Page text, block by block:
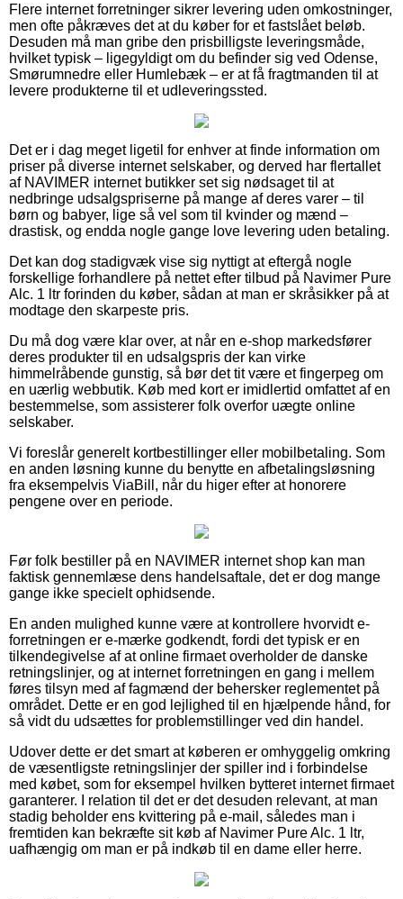
Flere internet forretninger sikrer levering uden omkostninger,
men ofte påkræves det at du køber for et fastslået beløb.
Desuden må man gribe den prisbilligste leveringsmåde,
hvilket typisk – ligegyldigt om du befinder sig ved Odense,
Smørumnedre eller Humlebæk – er at få fragtmanden til at
levere produkterne til et udleveringssted.
Det er i dag meget ligetil for enhver at finde information om
priser på diverse internet selskaber, og derved har flertallet
af NAVIMER internet butikker set sig nødsaget til at
nedbringe udsalgspriserne på mange af deres varer – til
børn og babyer, lige så vel som til kvinder og mænd –
drastisk, og endda nogle gange love levering uden betaling.
Det kan dog stadigvæk vise sig nyttigt at eftergå nogle
forskellige forhandlere på nettet efter tilbud på Navimer Pure
Alc. 1 ltr forinden du køber, sådan at man er skråsikker på at
modtage den skarpeste pris.
Du må dog være klar over, at når en e-shop markedsfører
deres produkter til en udsalgspris der kan virke
himmelråbende gunstig, så bør det tit være et fingerpeg om
en uærlig webbutik. Køb med kort er imidlertid omfattet af en
bestemmelse, som assisterer folk overfor uægte online
selskaber.
Vi foreslår generelt kortbestillinger eller mobilbetaling. Som
en anden løsning kunne du benytte en afbetalingsløsning
fra eksempelvis ViaBill, når du higer efter at honorere
pengene over en periode.
Før folk bestiller på en NAVIMER internet shop kan man
faktisk gennemlæse dens handelsaftale, det er dog mange
gange ikke specielt ophidsende.
En anden mulighed kunne være at kontrollere hvorvidt e-
forretningen er e-mærke godkendt, fordi det typisk er en
tilkendegivelse af at online firmaet overholder de danske
retningslinjer, og at internet forretningen en gang i mellem
føres tilsyn med af fagmænd der behersker reglementet på
området. Dette er en god lejlighed til en hjælpende hånd, for
så vidt du udsættes for problemstillinger ved din handel.
Udover dette er det smart at køberen er omhyggelig omkring
de væsentligste retningslinjer der spiller ind i forbindelse
med købet, som for eksempel hvilken bytteret internet firmaet
garanterer. I relation til det er det desuden relevant, at man
stadig beholder ens kvittering på e-mail, således man i
fremtiden kan bekræfte sit køb af Navimer Pure Alc. 1 ltr,
uafhængig om man er på indkøb til en dame eller herre.